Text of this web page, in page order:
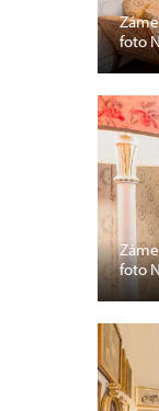
foto
foto